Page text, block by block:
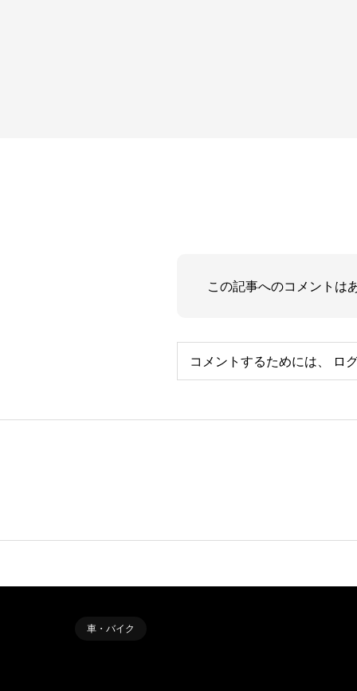
この記事へのコメントは
コメントするためには、 ロ
車・バイク